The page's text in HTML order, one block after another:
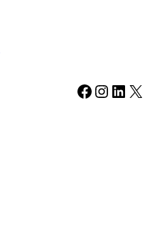
Facebook Instagram LinkedIn X